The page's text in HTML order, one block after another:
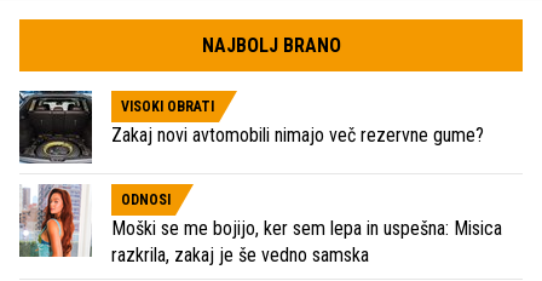
NAJBOLJ BRANO
VISOKI OBRATI
Zakaj novi avtomobili nimajo več rezervne gume?
ODNOSI
Moški se me bojijo, ker sem lepa in uspešna: Misica
razkrila, zakaj je še vedno samska